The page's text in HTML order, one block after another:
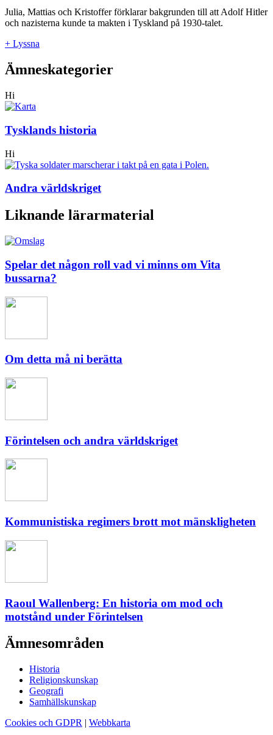
Julia, Mattias och Kristoffer förklarar bakgrunden till att Adolf Hitler
och nazisterna kunde ta makten i Tyskland på 1930-talet.
+ Lyssna
Ämneskategorier
Hi
Tysklands historia
Hi
Andra världskriget
Liknande lärarmaterial
Spelar det någon roll vad vi minns om Vita
bussarna?
Om detta må ni berätta
Förintelsen och andra världskriget
Kommunistiska regimers brott mot mänskligheten
Raoul Wallenberg: En historia om mod och
motstånd under Förintelsen
Ämnesområden
Historia
Religionskunskap
Geografi
Samhällskunskap
Cookies och GDPR | Webbkarta